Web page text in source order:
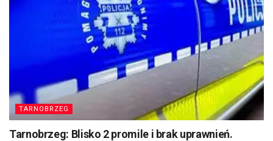
TARNOBRZEG
Tarnobrzeg: Blisko 2 promile i brak uprawnień.